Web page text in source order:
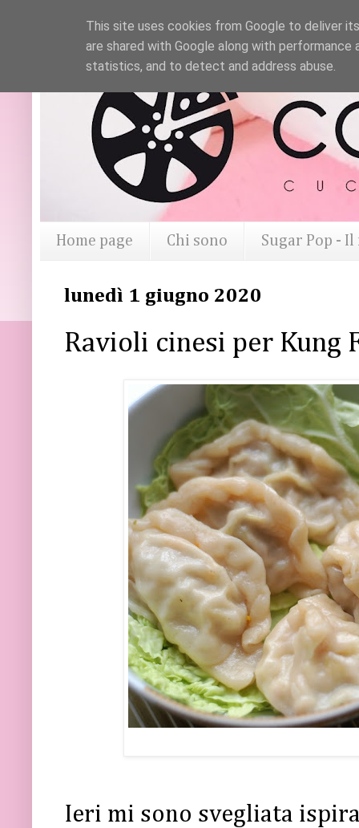
Home page Chi sono Sugar Pop -
lunedì 1 giugno 2020
Ravioli cinesi per Kung
Ieri mi sono svegliata
This site uses cookies from Google to deliver
are shared with Google along with
statistics, and to detect and address abuse.